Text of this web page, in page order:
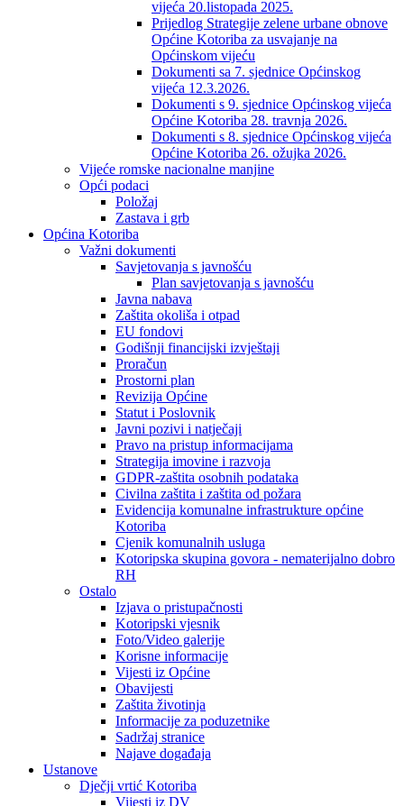
vijeća 20.listopada 2025.
Prijedlog Strategije zelene urbane obnove
Općine Kotoriba za usvajanje na
Općinskom vijeću
Dokumenti sa 7. sjednice Općinskog
vijeća 12.3.2026.
Dokumenti s 9. sjednice Općinskog vijeća
Općine Kotoriba 28. travnja 2026.
Dokumenti s 8. sjednice Općinskog vijeća
Općine Kotoriba 26. ožujka 2026.
Vijeće romske nacionalne manjine
Opći podaci
Položaj
Zastava i grb
Općina Kotoriba
Važni dokumenti
Savjetovanja s javnošću
Plan savjetovanja s javnošću
Javna nabava
Zaštita okoliša i otpad
EU fondovi
Godišnji financijski izvještaji
Proračun
Prostorni plan
Revizija Općine
Statut i Poslovnik
Javni pozivi i natječaji
Pravo na pristup informacijama
Strategija imovine i razvoja
GDPR-zaštita osobnih podataka
Civilna zaštita i zaštita od požara
Evidencija komunalne infrastrukture općine
Kotoriba
Cjenik komunalnih usluga
Kotoripska skupina govora - nematerijalno dobro
RH
Ostalo
Izjava o pristupačnosti
Kotoripski vjesnik
Foto/Video galerije
Korisne informacije
Vijesti iz Općine
Obavijesti
Zaštita životinja
Informacije za poduzetnike
Sadržaj stranice
Najave događaja
Ustanove
Dječji vrtić Kotoriba
Vijesti iz DV